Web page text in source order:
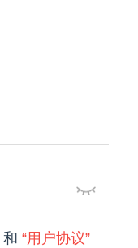
和“用户协议”